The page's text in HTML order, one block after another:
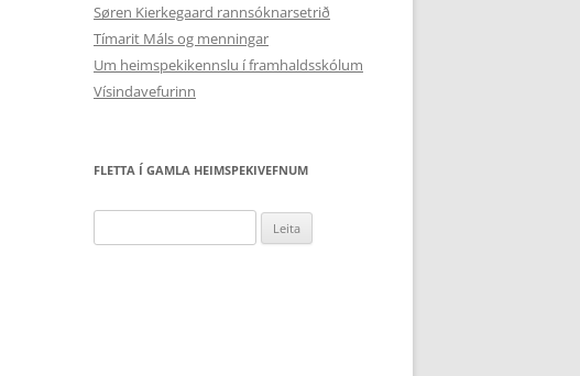
Søren Kierkegaard rannsóknarsetrið
Tímarit Máls og menningar
Um heimspekikennslu í framhaldsskólum
Vísindavefurinn
FLETTA Í GAMLA HEIMSPEKIVEFNUM
að: